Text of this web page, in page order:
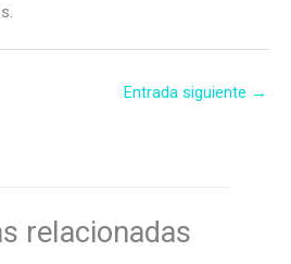
Entrada siguiente →
relacionadas